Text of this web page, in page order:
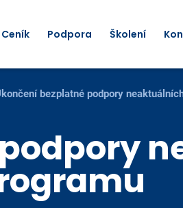
Ceník Podpora Školení
bezplatné podpory